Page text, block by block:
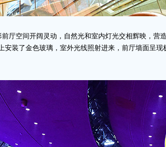
厅空间开阔灵动，自然光和室内灯光交相辉映，营
安装了金色玻璃，室外光线照射进来，前厅墙面呈